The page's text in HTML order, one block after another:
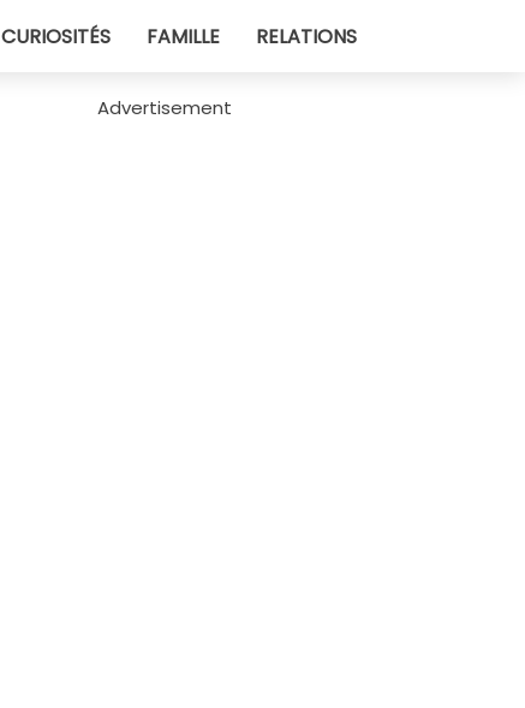
CURIOSITÉS FAMILLE RELATIONS
Advertisement